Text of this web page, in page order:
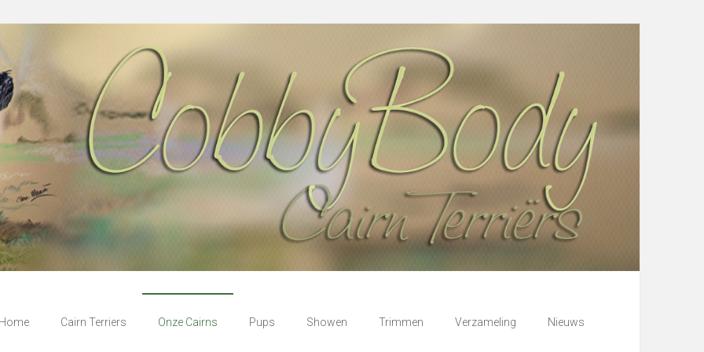
Home Cairn Terriers Onze Cairns Pups Showen Trimmen Verzameling Nieuws